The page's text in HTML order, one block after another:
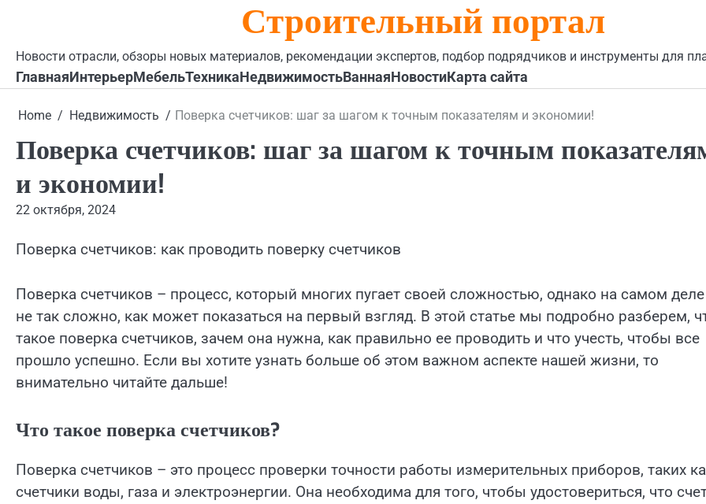
Строительный портал
Новости отрасли, обзоры новых материалов, рекомендации экспертов, подбор подрядчиков и инструменты для
ГлавнаяИнтерьерМебельТехникаНедвижимостьВаннаяНовостиКарта сайта
Home Недвижимость Поверка счетчиков: шаг за шагом к точным показателям и экономии!
Поверка счетчиков: шаг за шагом к точным
и экономии!
22 октября, 2024
Поверка счетчиков: как проводить поверку счетчиков
Поверка счетчиков – процесс, который многих пугает своей сложностью, однако на самом деле
не так сложно, как может показаться на первый взгляд. В этой статье мы подробно разберем,
такое поверка счетчиков, зачем она нужна, как правильно ее проводить и что учесть, чтобы все
прошло успешно. Если вы хотите узнать больше об этом важном аспекте нашей жизни, то
внимательно читайте дальше!
Что такое поверка счетчиков?
Поверка счетчиков – это процесс проверки точности работы измерительных приборов, таких
счетчики воды, газа и электроэнергии. Она необходима для того, чтобы удостовериться, что